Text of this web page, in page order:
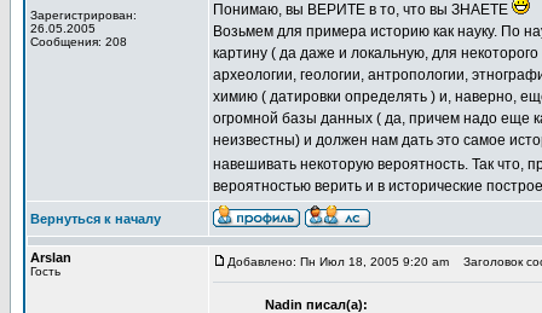
Зарегистрирован:
26.05.2005
Сообщения: 208
Понимаю, вы ВЕРИТЕ в то, что вы ЗНАЕТЕ
Возьмем для примера историю как науку. По
картину ( да даже и локальную, для
археологии, геологии, антропологии,
химию ( датировки определять ) и, наверно,
огромной базы данных ( да, причем надо еще
неизвестны) и должен нам дать это самое
навешивать некоторую вероятность. Так что,
вероятностью верить и в исторические
Вернуться к началу
Arslan
Гость
Добавлено: Пн Июл 18, 2005 9:20 am Заголовок
Nadin писал(а):